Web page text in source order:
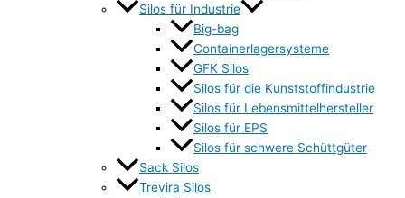
Silos für Industrie
Big-bag
Containerlagersysteme
GFK Silos
Silos für die Kunststoffindustrie
Silos für Lebensmittelhersteller
Silos für EPS
Silos für schwere Schüttgüter
Sack Silos
Trevira Silos